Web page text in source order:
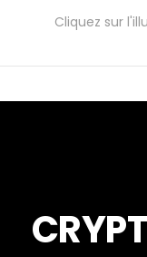
Cliquez sur